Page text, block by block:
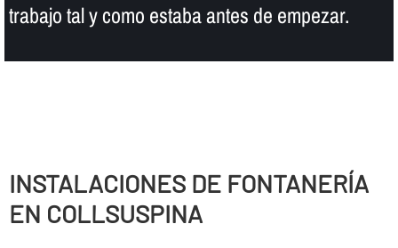
trabajo tal y como estaba antes de empezar.
INSTALACIONES DE FONTANERÍ­A
EN COLLSUSPINA